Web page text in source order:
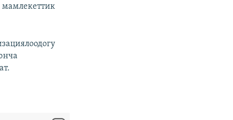
мамлекеттик